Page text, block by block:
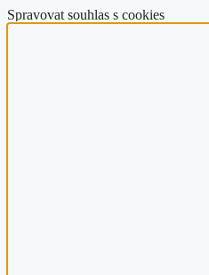
Spravovat souhlas s cookies